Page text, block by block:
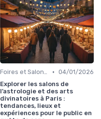
Foires et Salons Grand Public • 04/01/2026
Explorer les salons de
l’astrologie et des arts
divinatoires à Paris :
tendances, lieux et
expériences pour le public en